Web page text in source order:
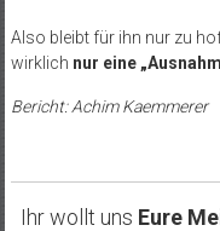
Also bleibt für ihn nur zu
wirklich nur eine
Bericht: Achim Kaemmerer
Ihr wollt uns Eure